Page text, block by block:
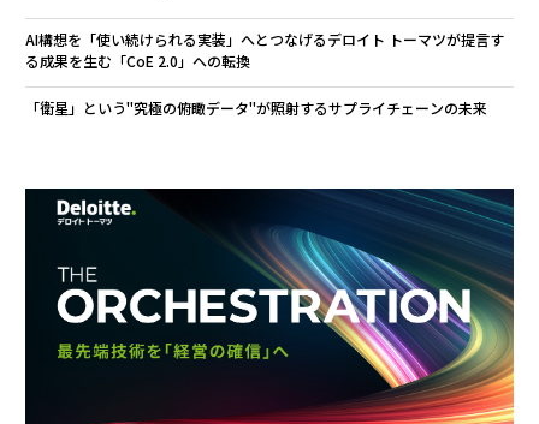
AI構想を「使い続けられる実装」へとつなげる――デロイト トーマツが提言す
る成果を生む「CoE 2.0」への転換
「衛星」という"究極の俯瞰データ"が照射するサプライチェーンの未来